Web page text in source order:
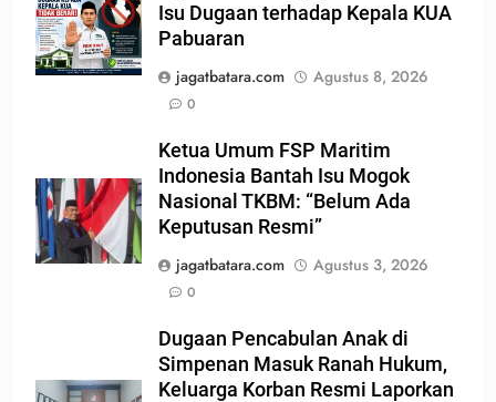
Isu Dugaan terhadap Kepala KUA
Pabuaran
jagatbatara.com
Agustus 8, 2026
0
Ketua Umum FSP Maritim
Indonesia Bantah Isu Mogok
Nasional TKBM: “Belum Ada
Keputusan Resmi”
jagatbatara.com
Agustus 3, 2026
0
Dugaan Pencabulan Anak di
Simpenan Masuk Ranah Hukum,
Keluarga Korban Resmi Laporkan